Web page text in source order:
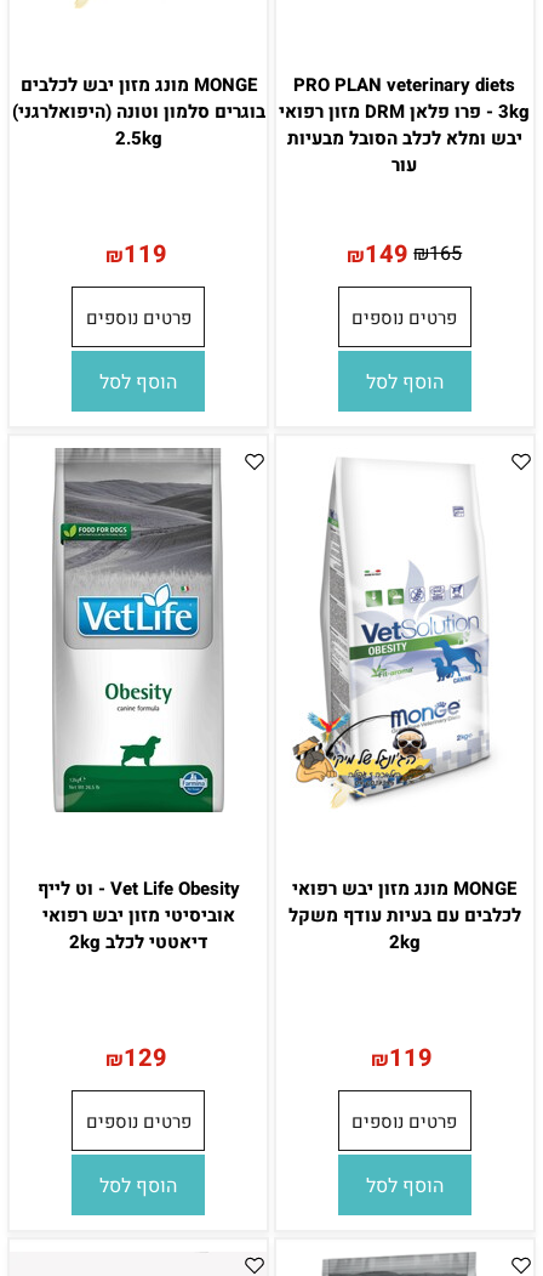
PRO PLAN veterinary diets
3kg - פרו פלאן DRM מזון רפואי
יבש ומלא לכלב הסובל מבעיות
עור
₪165
₪149
פרטים נוספים
הוסף לסל
MONGE מונג מזון יבש לכלבים
בוגרים סלמון וטונה (היפואלרגני)
2.5kg
₪119
פרטים נוספים
הוסף לסל
MONGE מונג מזון יבש רפואי
לכלבים עם בעיות עודף משקל
2kg
₪119
פרטים נוספים
הוסף לסל
Vet Life Obesity - וט לייף
אוביסיטי מזון יבש רפואי
דיאטטי לכלב 2kg
₪129
פרטים נוספים
הוסף לסל